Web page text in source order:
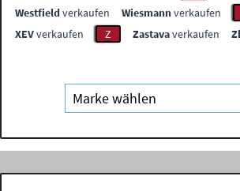
Westfieldverkaufen Wiesmannverkaufen
XEVverkaufen Z Zastavaverkaufen